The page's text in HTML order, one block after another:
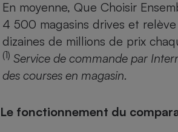
En moyenne, Que Choisir
4 500 magasins drives et
dizaines de millions de prix
(1) Service de commande par
des courses en magasin.
Le fonctionnement du